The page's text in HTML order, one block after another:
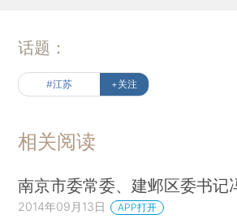
话题：
#江苏 +关注
相关阅读
南京市委常委、建邺区委书记
2014年09月13日 APP打开